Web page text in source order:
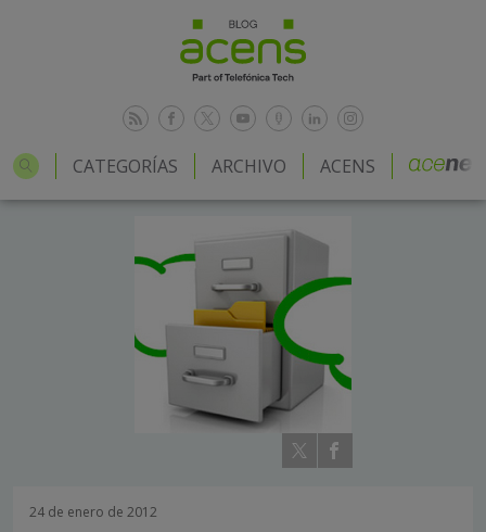
CATEGORÍAS ARCHIVO ACENS
24 de enero de 2012